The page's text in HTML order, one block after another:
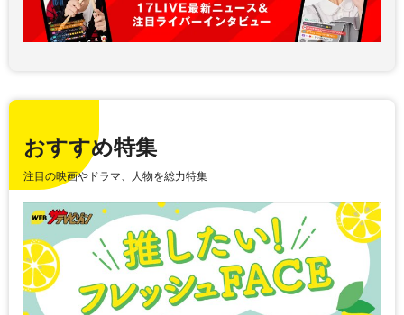
おすすめ特集
注目の映画やドラマ、人物を総力特集